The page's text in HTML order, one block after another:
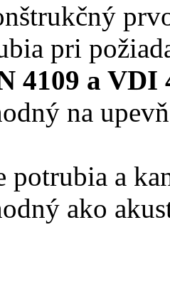
pri
4109 a VDI
na
potrubia a
ako